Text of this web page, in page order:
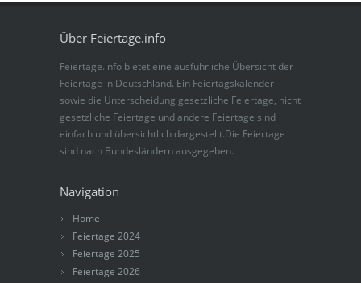
Über Feiertage.info
Feiertage.info bietet eine ausführliche Übersicht der
Feiertage in Deutschland. Ein Feiertagskalender
sowie die Unterscheidung gesetzliche Feiertage, nicht
gesetzliche Feiertage und andere Feiertage sind
einfach und übersichtlich dargestellt.Die Feiertage
sind nach Bundesländern ausgegeben.
Navigation
Home
Feiertage 2024
Feiertage 2025
Feiertage 2026